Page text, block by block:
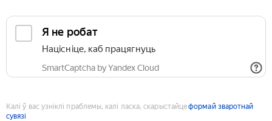
Я не робат
Націсніце, каб працягнуць
SmartCaptcha by Yandex Cloud
Калі ў вас узніклі праблемы, калі ласка, скарыстайцеформай зваротнай
сувязі